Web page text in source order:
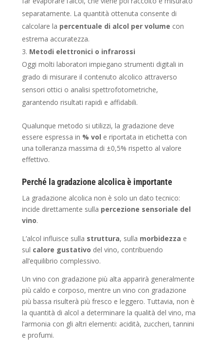
separatamente. La quantità ottenuta consente di
calcolare la percentuale di alcol per volume con
estrema accuratezza.
Metodi elettronici o infrarossi
Oggi molti laboratori impiegano strumenti digitali in
grado di misurare il contenuto alcolico attraverso
sensori ottici o analisi spettrofotometriche,
garantendo risultati rapidi e affidabili.
Qualunque metodo si utilizzi, la gradazione deve
essere espressa in % vol e riportata in etichetta con
una tolleranza massima di ±0,5% rispetto al valore
effettivo.
Perché la gradazione alcolica è importante
La gradazione alcolica non è solo un dato tecnico:
incide direttamente sulla percezione sensoriale del
vino.
L’alcol influisce sulla struttura, sulla morbidezza e
sul calore gustativo del vino, contribuendo
all’equilibrio complessivo.
Un vino con gradazione più alta apparirà generalmente
più caldo e corposo, mentre un vino con gradazione
più bassa risulterà più fresco e leggero. Tuttavia, non è
la quantità di alcol a determinare la qualità del vino, ma
l’armonia con gli altri elementi: acidità, zuccheri, tannini
e profumi.